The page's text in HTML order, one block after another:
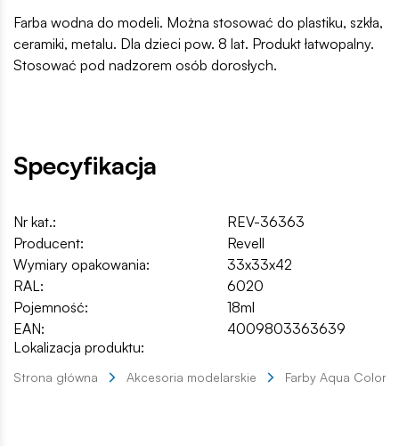
Farba wodna do modeli. Można stosować do plastiku, szkła,
ceramiki, metalu. Dla dzieci pow. 8 lat. Produkt łatwopalny.
Stosować pod nadzorem osób dorosłych.
Specyfikacja
Nr kat.:
REV-36363
Producent:
Revell
Wymiary opakowania:
33x33x42
RAL:
6020
Pojemność:
18ml
EAN:
4009803363639
Lokalizacja produktu:
Strona główna Akcesoria modelarskie Farby Aqua Color